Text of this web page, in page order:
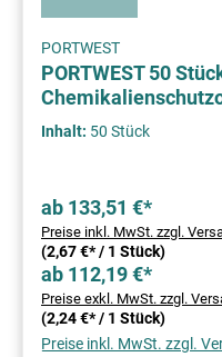
PORTWEST
PORTWEST 50
Inhalt: 50 Stück
ab 133,51 €*
Preise inkl. MwSt. zzgl.
(2,67 €* / 1 Stück)
ab 112,19 €*
Preise exkl. MwSt. zzgl.
(2,24 €* / 1 Stück)
Preise inkl. MwSt. zzgl.